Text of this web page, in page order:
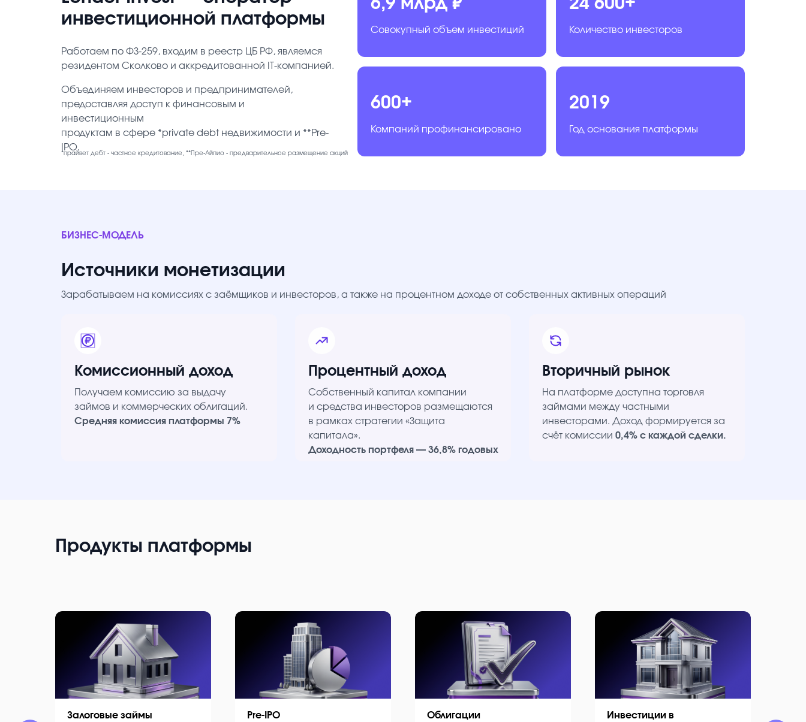
инвестиционной платформы
Работаем по ФЗ-259, входим в реестр ЦБ РФ, являемся
резидентом Сколково и аккредитованной IT-компанией.
Объединяем инвесторов и предпринимателей,
предоставляя доступ к финансовым и
инвестиционным
продуктам в сфере *private debt недвижимости и **Pre-
IPO.
*прайвет дебт - частное кредитование, **Пре-Айпио - предварительное размещение акций
Совокупный объем инвестиций
600+
Компаний профинансировано
2019
Год основания платформы
Количество инвесторов
БИЗНЕС-МОДЕЛЬ
Источники монетизации
Зарабатываем на комиссиях с заёмщиков и инвесторов, а также на процентном доходе от собственных активных операций
Комиссионный доход
Получаем комиссию за выдачу
займов и коммерческих облигаций.
Средняя комиссия платформы 7%
Процентный доход
Собственный капитал компании
и средства инвесторов размещаются
в рамках стратегии «Защита
капитала».
Доходность портфеля — 36,8% годовых
Вторичный рынок
На платформе доступна торговля
займами между частными
инвесторами. Доход формируется за
счёт комиссии 0,4% с каждой сделки.
Продукты платформы
Залоговые займы
Pre-IPO
Облигации
Инвестиции в